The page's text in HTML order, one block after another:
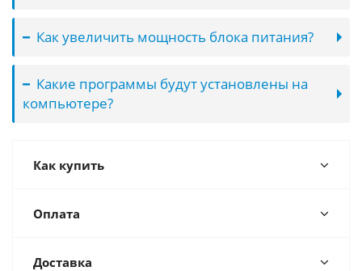
Как увеличить мощность блока питания?
Какие программы будут установлены на
компьютере?
Как купить
Оплата
Доставка